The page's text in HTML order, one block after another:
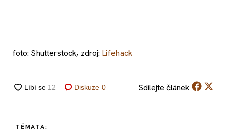
foto: Shutterstock, zdroj: Lifehack
Diskuze 0 Sdílejte článek
TÉMATA: